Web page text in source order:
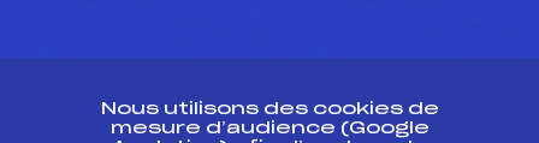
ESPACE PRESSE
Nous utilisons des cookies de
mesure d’audience (Google